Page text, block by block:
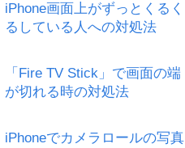
iPhone画面上がずっとくるく
るしている人への対処法
「Fire TV Stick」で画面の端
が切れる時の対処法
iPhoneでカメラロールの写真